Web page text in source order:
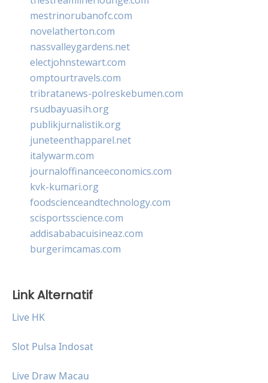
mestrinorubanofc.com
novelatherton.com
nassvalleygardens.net
electjohnstewart.com
omptourtravels.com
tribratanews-polreskebumen.com
rsudbayuasih.org
publikjurnalistik.org
juneteenthapparel.net
italywarm.com
journaloffinanceeconomics.com
kvk-kumari.org
foodscienceandtechnology.com
scisportsscience.com
addisababacuisineaz.com
burgerimcamas.com
Link Alternatif
Live HK
Slot Pulsa Indosat
Live Draw Macau